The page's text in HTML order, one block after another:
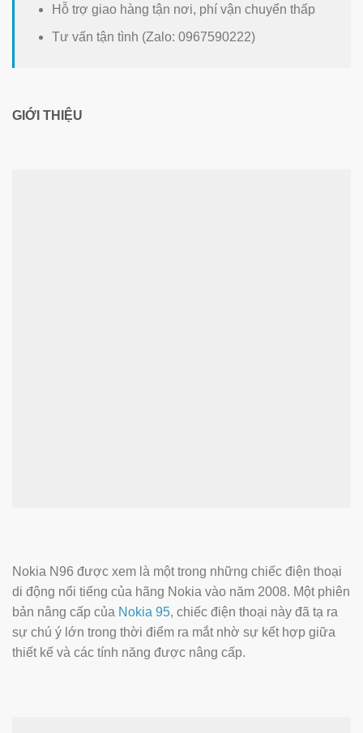
Hỗ trợ giao hàng tận nơi, phí vận chuyển thấp
Tư vấn tận tình (Zalo: 0967590222)
GIỚI THIỆU
Nokia N96 được xem là một trong những chiếc điện thoại
di động nổi tiếng của hãng Nokia vào năm 2008. Một phiên
bản nâng cấp của Nokia 95, chiếc điện thoại này đã tạ ra
sự chú ý lớn trong thời điểm ra mắt nhờ sự kết hợp giữa
thiết kế và các tính năng được nâng cấp.